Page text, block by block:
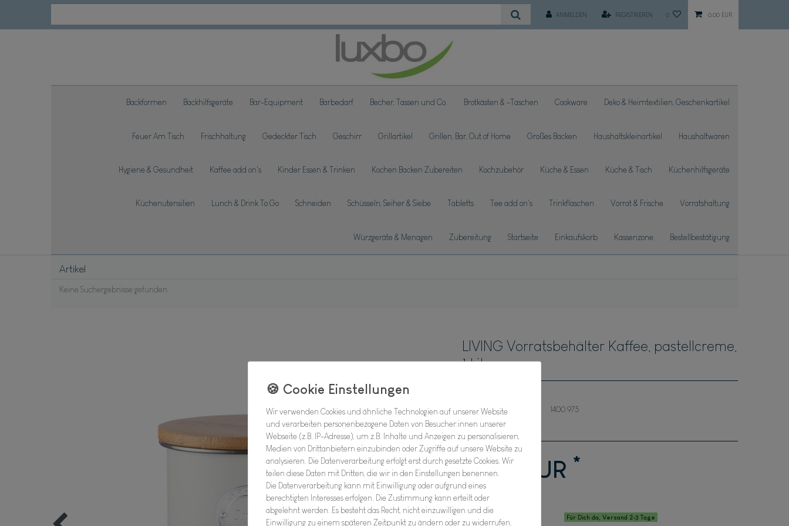
ANMELDEN REGISTRIEREN 0 0,00 EUR
Backformen Backhilfsgeräte Bar-Equipment Barbedarf Becher, Tassen und Co. Brotkästen & -Taschen Cookware Deko & Heimtextilien, Geschenkartikel
Feuer Am Tisch Frischhaltung Gedeckter Tisch Geschirr Grillartikel Grillen, Bar, Out of Home Großes Backen Haushaltskleinartikel Haushaltwaren
Hygiene & Gesundheit Kaffee add on's Kinder Essen & Trinken Kochen Backen Zubereiten Kochzubehör Küche & Essen Küche & Tisch Küchenhilfsgeräte
Küchenutensilien Lunch & Drink To Go Schneiden Schüsseln, Seiher & Siebe Tabletts Tee add on's Trinkflaschen Vorrat & Frische Vorratshaltung
Würzgeräte & Menagen Zubereitung Startseite Einkaufskorb Kassenzone Bestellbestätigung
Artikel
Keine Suchergebnisse gefunden.
LIVING Vorratsbehälter Kaffee, pastellcreme,
1 Liter
Artikel Nr.:
1400.975
12,98 EUR *
Inhalt1Stück
Für Dich da, Versand 2-3 Tage
Wir verwenden Cookies und ähnliche Technologien auf unserer Website
und verarbeiten personenbezogene Daten von Besucher:innen unserer
Webseite (z.B. IP-Adresse), um z.B. Inhalte und Anzeigen zu personalisieren,
Medien von Drittanbietern einzubinden oder Zugriffe auf unsere Website zu
analysieren. Die Datenverarbeitung erfolgt erst durch gesetzte Cookies. Wir
teilen diese Daten mit Dritten, die wir in den Einstellungen benennen.
Die Datenverarbeitung kann mit Einwilligung oder aufgrund eines
berechtigten Interesses erfolgen. Die Zustimmung kann erteilt oder
abgelehnt werden. Es besteht das Recht, nicht einzuwilligen und die
Einwilligung zu einem späteren Zeitpunkt zu ändern oder zu widerrufen.